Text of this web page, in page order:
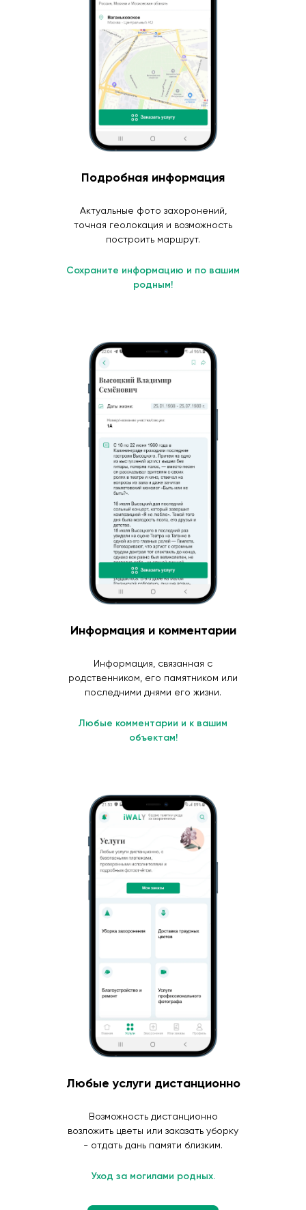
Подробная информация
Актуальные фото захоронений,
точная геолокация и возможность
построить маршрут.
Сохраните информацию и по вашим
родным!
Информация и комментарии
Информация, связанная с
родственником, его памятником или
последними днями его жизни.
Любые комментарии и к вашим
объектам!
Любые услуги дистанционно
Возможность дистанционно
возложить цветы или заказать уборку
- отдать дань памяти близким.
Уход за могилами родных.